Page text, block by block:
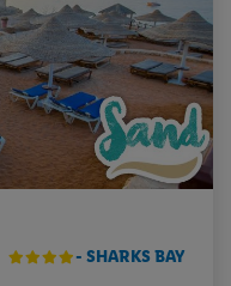
- SHARKS BAY